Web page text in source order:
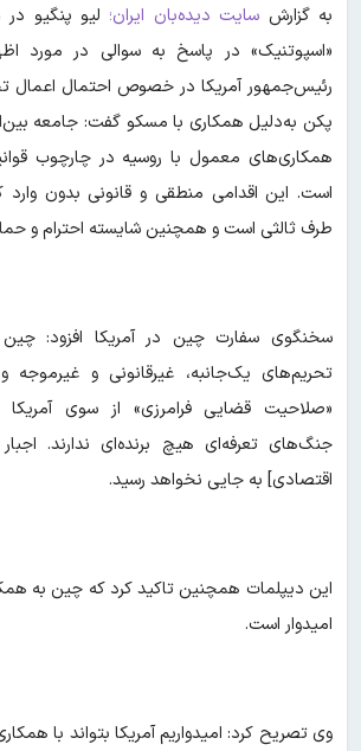
به گزارش سایت دیده‌بان ایران؛ لیو پنگیو در
«اسپوتنیک» در پاسخ به سوالی در مورد
رئیس‌جمهور آمریکا در خصوص احتمال اعمال
پکن به‌دلیل همکاری با مسکو گفت: جامعه
همکاری‌های معمول با روسیه در چارچوب
است. این اقدامی منطقی و قانونی بدون
طرف ثالثی است و همچنین شایسته احترام و
سخنگوی سفارت چین در آمریکا افزود: چین
تحریم‌های یک‌جانبه، غیرقانونی و غیرموجه
«صلاحیت قضایی فرامرزی» از سوی
جنگ‌های تعرفه‌ای هیچ برنده‌ای ندارند.
اقتصادی] به جایی نخواهد رسید.
این دیپلمات همچنین تاکید کرد که چین به
امیدوار است.
وی تصریح کرد: امیدواریم آمریکا بتواند با